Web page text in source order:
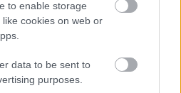
to enable storage
cookies on web or
data to be sent to
purposes.